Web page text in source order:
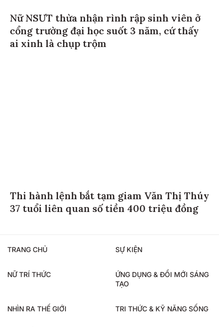
Nữ NSƯT thừa nhận rình rập sinh viên ở
cổng trường đại học suốt 3 năm, cứ thấy
ai xinh là chụp trộm
Thi hành lệnh bắt tạm giam Văn Thị Thúy
37 tuổi liên quan số tiền 400 triệu đồng
TRANG CHỦ SỰ KIỆN
NỮ TRÍ THỨC
ỨNG DỤNG & ĐỔI MỚI SÁNG
TẠO
NHÌN RA THẾ GIỚI TRI THỨC & KỸ NĂNG SỐNG